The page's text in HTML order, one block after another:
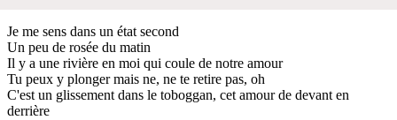
Je me sens dans un état second
Un peu de rosée du matin
Il y a une rivière en moi qui coule de notre amour
Tu peux y plonger mais ne, ne te retire pas, oh
C'est un glissement dans le toboggan, cet amour de devant en
derrière